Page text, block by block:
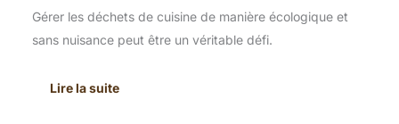
Gérer les déchets de cuisine de manière écologique et
sans nuisance peut être un véritable défi.
Lire la suite